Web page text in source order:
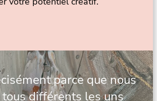
parce que nous
différents les uns